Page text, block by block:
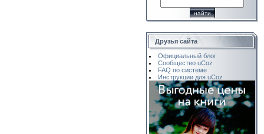
Друзья сайта
Официальный блог
Сообщество uCoz
FAQ по системе
Инструкции для uCoz